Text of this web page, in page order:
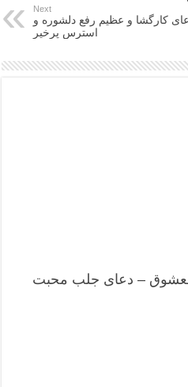
Next
کارگشا و عظیم رفع دلشوره و
استرس پرخیر
– دعای جلب محبت